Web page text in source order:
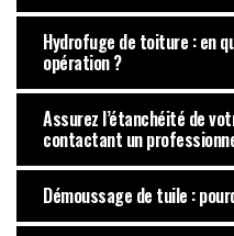
Hydrofuge de toiture : en
opération ?
Assurez l’étanchéité de
contactant un
Démoussage de tuile :